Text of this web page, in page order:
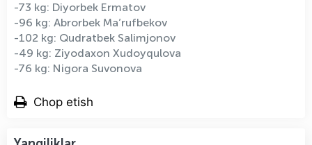
-73 kg: Diyorbek Ermatov
-96 kg: Abrorbek Ma’rufbekov
-102 kg: Qudratbek Salimjonov
-49 kg: Ziyodaxon Xudoyqulova
-76 kg: Nigora Suvonova
Chop etish